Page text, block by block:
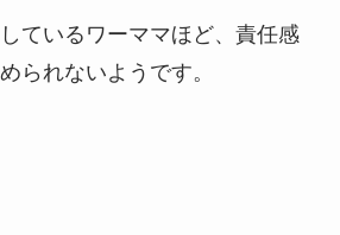
ているワーママほど、責任感
られないようです。